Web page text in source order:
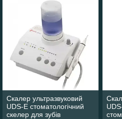
Скалер ультразвуковий
UDS-E стоматологічний
скелер для зубів